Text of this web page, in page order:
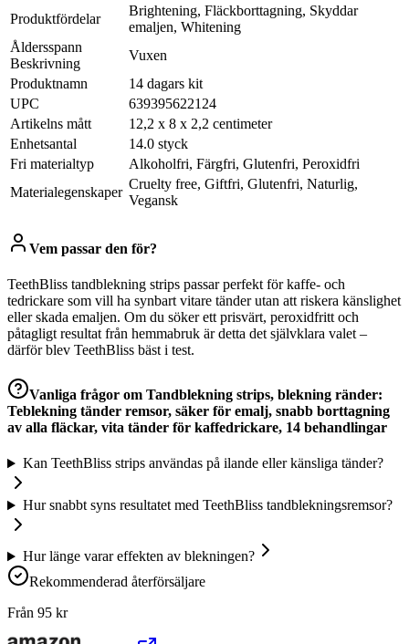
Produktfördelar
Brightening, Fläckborttagning, Skyddar
emaljen, Whitening
Åldersspann
Beskrivning
Vuxen
Produktnamn
14 dagars kit
UPC
639395622124
Artikelns mått
12,2 x 8 x 2,2 centimeter
Enhetsantal
14.0 styck
Fri materialtyp
Alkoholfri, Färgfri, Glutenfri, Peroxidfri
Materialegenskaper
Cruelty free, Giftfri, Glutenfri, Naturlig,
Vegansk
Vem passar den för?
TeethBliss tandblekning strips passar perfekt för kaffe- och
tedrickare som vill ha synbart vitare tänder utan att riskera känslighet
eller skada emaljen. Om du söker ett prisvärt, peroxidfritt och
påtagligt resultat från hemmabruk är detta det självklara valet –
därför blev TeethBliss bäst i test.
Vanliga frågor om Tandblekning strips, blekning ränder:
Teblekning tänder remsor, säker för emalj, snabb borttagning
av alla fläckar, vita tänder för kaffedrickare, 14 behandlingar
Kan TeethBliss strips användas på ilande eller känsliga tänder?
Hur snabbt syns resultatet med TeethBliss tandblekningsremsor?
Hur länge varar effekten av blekningen?
Rekommenderad återförsäljare
Från 95 kr